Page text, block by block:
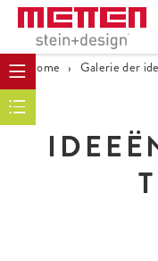
Home › Galerie der